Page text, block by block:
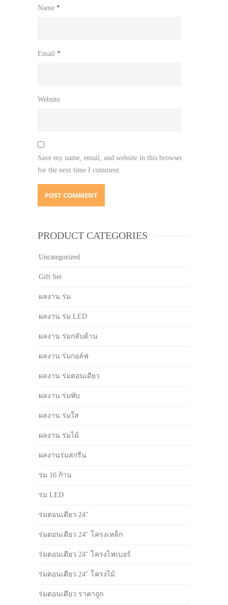
Name *
Email *
Website
Save my name, email, and website in this browser
for the next time I comment.
PRODUCT CATEGORIES
Uncategorized
Gift Set
ผลงาน ร่ม
ผลงาน ร่ม LED
ผลงาน ร่มกลับด้าน
ผลงาน ร่มกอล์ฟ
ผลงาน ร่มตอนเดียว
ผลงาน ร่มพับ
ผลงาน ร่มใส
ผลงาน ร่มไม้
ผลงานร่มสกรีน
ร่ม 16 ก้าน
ร่ม LED
ร่มตอนเดียว 24"
ร่มตอนเดียว 24" โครงเหล็ก
ร่มตอนเดียว 24" โครงไฟเบอร์
ร่มตอนเดียว 24" โครงไม้
ร่มตอนเดียว ราคาถูก